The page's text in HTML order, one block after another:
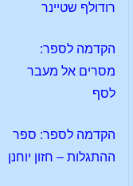
רודולף שטיינר
הקדמה לספר:
מסרים אל מעבר
לסף
הקדמה לספר: ספר
ההתגלות – חזון יוחנן